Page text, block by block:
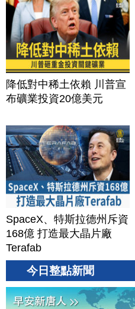
降低對中稀土依賴 川普宣
布礦業投資20億美元
SpaceX、特斯拉德州斥資
168億 打造最大晶片廠
Terafab
今日整點新聞